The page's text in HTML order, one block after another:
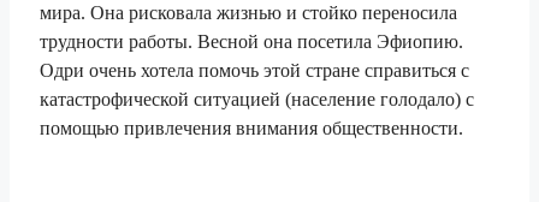
мира. Она рисковала жизнью и стойко переносила
трудности работы. Весной она посетила Эфиопию.
Одри очень хотела помочь этой стране справиться с
катастрофической ситуацией (население голодало) с
помощью привлечения внимания общественности.